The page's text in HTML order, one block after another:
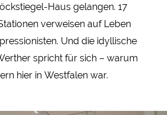
Haus gelangen. 17
verweisen auf Leben
Und die idyllische
spricht für sich – warum
hier in Westfalen war.